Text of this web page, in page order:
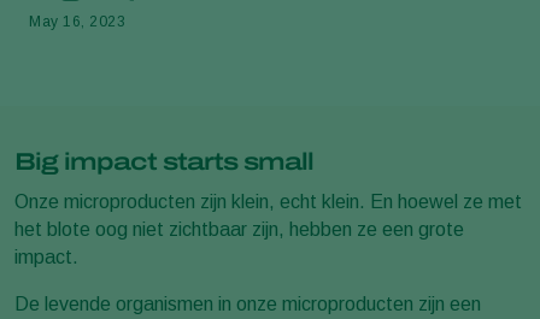
May 16, 2023
Big impact starts small
Onze microproducten zijn klein, echt klein. En hoewel ze met
het blote oog niet zichtbaar zijn, hebben ze een grote
impact.
De levende organismen in onze microproducten zijn een